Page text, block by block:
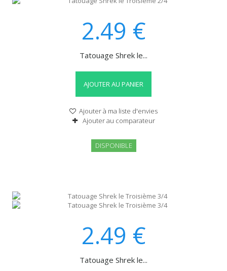
2.49 €
Tatouage Shrek le...
AJOUTER AU PANIER
Ajouter à ma liste d'envies
Ajouter au comparateur
DISPONIBLE
2.49 €
Tatouage Shrek le...